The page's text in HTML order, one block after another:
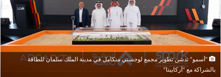
"أسمو" تدشن تطوير مجمع لوجستي متكامل في مدينة الملك سلمان للطاقة
بالشراكة مع "آركابيتا"